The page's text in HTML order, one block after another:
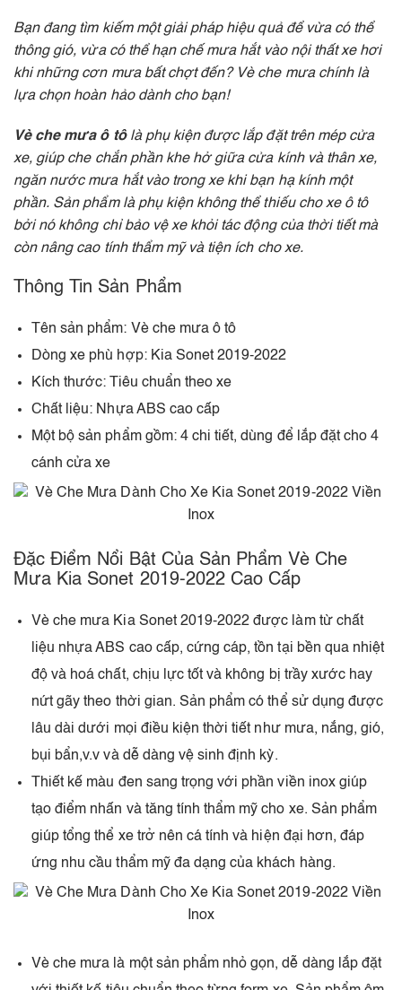
Bạn đang tìm kiếm một giải pháp hiệu quả để vừa có thể
thông gió, vừa có thể hạn chế mưa hắt vào nội thất xe hơi
khi những cơn mưa bất chợt đến? Vè che mưa chính là
lựa chọn hoàn hảo dành cho bạn!
Vè che mưa ô tôlà phụ kiện được lắp đặt trên mép cửa
xe, giúp che chắn phần khe hở giữa cửa kính và thân xe,
ngăn nước mưa hắt vào trong xe khi bạn hạ kính một
phần. Sản phẩm là phụ kiện không thể thiếu cho xe ô tô
bởi nó không chỉ bảo vệ xe khỏi tác động của thời tiết mà
còn nâng cao tính thẩm mỹ và tiện ích cho xe.
Thông Tin Sản Phẩm
Tên sản phẩm: Vè che mưa ô tô
Dòng xe phù hợp: Kia Sonet 2019-2022
Kích thước: Tiêu chuẩn theo xe
Chất liệu: Nhựa ABS cao cấp
Một bộ sản phẩm gồm: 4 chi tiết, dùng để lắp đặt cho 4
cánh cửa xe
Đặc Điểm Nổi Bật Của Sản Phẩm Vè Che
Mưa Kia Sonet 2019-2022 Cao Cấp
Vè che mưa Kia Sonet 2019-2022 được làm từ chất
liệu nhựa ABS cao cấp, cứng cáp, tồn tại bền qua nhiệt
độ và hoá chất, chịu lực tốt và không bị trầy xước hay
nứt gãy theo thời gian. Sản phẩm có thể sử dụng được
lâu dài dưới mọi điều kiện thời tiết như mưa, nắng, gió,
bụi bẩn,v.v và dễ dàng vệ sinh định kỳ.
Thiết kế màu đen sang trọng với phần viền inox giúp
tạo điểm nhấn và tăng tính thẩm mỹ cho xe. Sản phẩm
giúp tổng thể xe trở nên cá tính và hiện đại hơn, đáp
ứng nhu cầu thẩm mỹ đa dạng của khách hàng.
Vè che mưa là một sản phẩm nhỏ gọn, dễ dàng lắp đặt